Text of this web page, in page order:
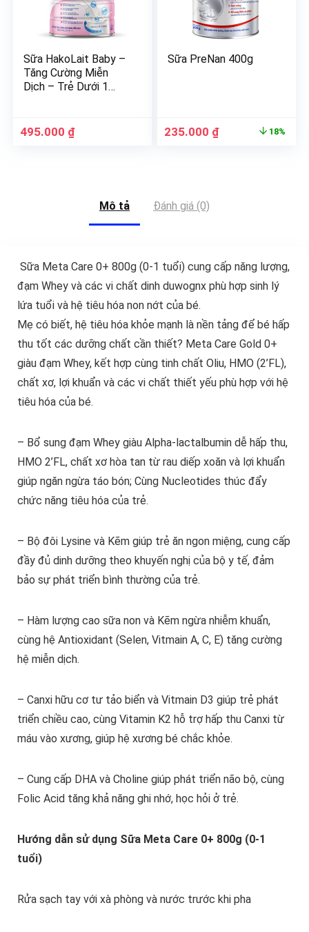
Sữa HakoLait Baby –
Tăng Cường Miễn
Dịch – Trẻ Dưới 1
495.000 ₫
Sữa PreNan 400g
235.000 ₫ 18%
Mô tả Đánh giá (0)
Sữa Meta Care 0+ 800g (0-1 tuổi) cung cấp năng lượng,
đạm Whey và các vi chất dinh duwognx phù hợp sinh lý
lứa tuổi và hệ tiêu hóa non nớt của bé.
Mẹ có biết, hệ tiêu hóa khỏe mạnh là nền tảng để bé hấp
thu tốt các dưỡng chất cần thiết? Meta Care Gold 0+
giàu đạm Whey, kết hợp cùng tinh chất Oliu, HMO (2’FL),
chất xơ, lợi khuẩn và các vi chất thiết yếu phù hợp với hệ
tiêu hóa của bé.
– Bổ sung đạm Whey giàu Alpha-lactalbumin dễ hấp thu,
HMO 2’FL, chất xơ hòa tan từ rau diếp xoăn và lợi khuẩn
giúp ngăn ngừa táo bón; Cùng Nucleotides thúc đẩy
chức năng tiêu hóa của trẻ.
– Bộ đôi Lysine và Kẽm giúp trẻ ăn ngon miệng, cung cấp
đầy đủ dinh dưỡng theo khuyến nghị của bộ y tế, đảm
bảo sự phát triển bình thường của trẻ.
– Hàm lượng cao sữa non và Kẽm ngừa nhiễm khuẩn,
cùng hệ Antioxidant (Selen, Vitmain A, C, E) tăng cường
hệ miễn dịch.
– Canxi hữu cơ tư tảo biển và Vitmain D3 giúp trẻ phát
triển chiều cao, cùng Vitamin K2 hỗ trợ hấp thu Canxi từ
máu vào xương, giúp hệ xương bé chắc khỏe.
– Cung cấp DHA và Choline giúp phát triển não bộ, cùng
Folic Acid tăng khả năng ghi nhớ, học hỏi ở trẻ.
Hướng dẫn sử dụng Sữa Meta Care 0+ 800g (0-1
tuổi)
Rửa sạch tay với xà phòng và nước trước khi pha